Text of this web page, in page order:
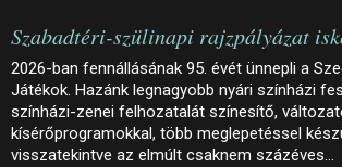
Szabadtéri-szülinapi rajzpályázat
2026-ban fennállásának 95. évét ünnepli a
Játékok. Hazánk legnagyobb nyári színházi
színházi-zenei felhozatalát színesítő,
kísérőprogramokkal, több meglepetéssel
visszatekintve az elmúlt csaknem százéves…